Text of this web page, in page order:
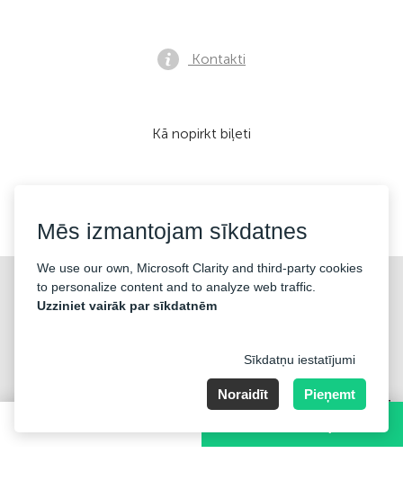
©2026 «KONTRAMARKA OÜ» Visas tiesības aizsargātas
Kontakti
Kā nopirkt biļeti
Harju maakond, Tallinn, Kesklinna linnaosa, Pärnu mnt 139b, 11317
Mēs izmantojam sīkdatnes
We use our own, Microsoft Clarity and third-party cookies
to personalize content and to analyze web traffic.
Uzziniet vairāk par sīkdatnēm
Sīkdatņu iestatījumi
Noraidīt Pieņemt